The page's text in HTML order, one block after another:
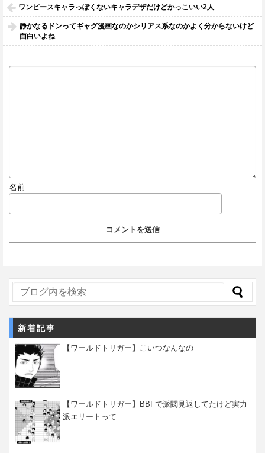
ワンピースキャラっぽくないキャラデザだけどかっこいい2人
静かなるドンってギャグ漫画なのかシリアス系なのかよく分からないけど
面白いよね
名前
新着記事
【ワールドトリガー】こいつなんなの
【ワールドトリガー】BBFで派閥見返してたけど実力
派エリートって